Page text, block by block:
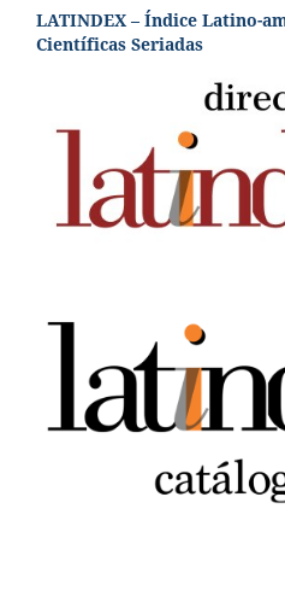
LATINDEX – Índice Latino-
Científicas Seriadas